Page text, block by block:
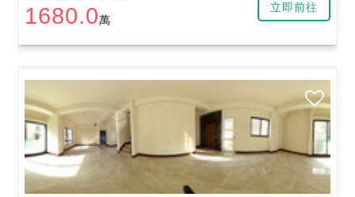
1680.0萬
立即前往